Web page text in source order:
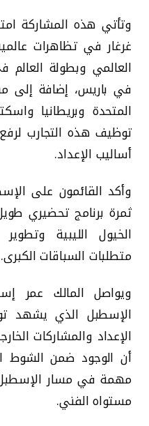
وتأتي هذه المشاركة
غرغار في تظاهرات
العالمي وبطولة
في باريس، إضافة إلى
المتحدة وبريطانيا
توظيف هذه التجارب
أساليب الإعداد.
وأكد القائمون على
ثمرة برنامج تحضيري
الخيول الليبية
متطلبات السباقات الكبرى.
ويواصل المالك عمر
الإسطبل الذي يشهد
الإعداد والمشاركات
أن الوجود ضمن الشوط
مهمة في مسار
مستواه الفني.